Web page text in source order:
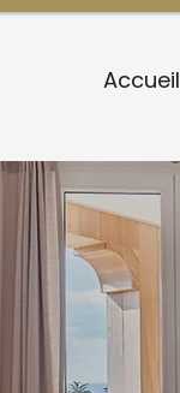
Accueil